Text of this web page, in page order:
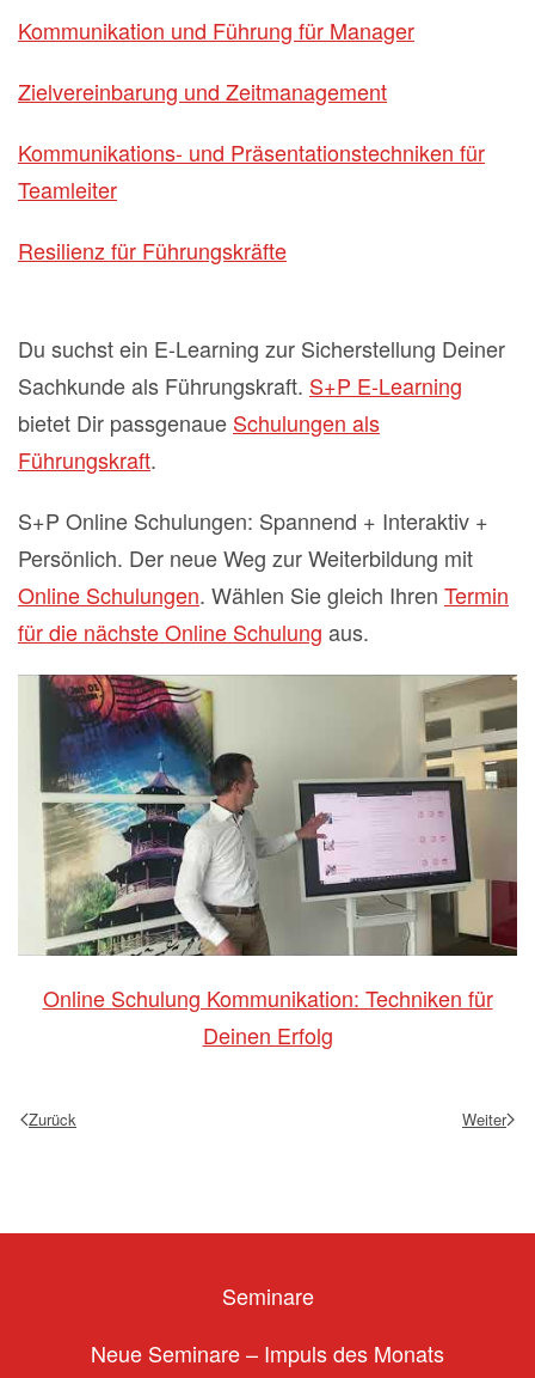
Kommunikation und Führung für Manager
Zielvereinbarung und Zeitmanagement
Kommunikations- und Präsentationstechniken für
Teamleiter
Resilienz für Führungskräfte
Du suchst ein E-Learning zur Sicherstellung Deiner
Sachkunde als Führungskraft. S+P E-Learning
bietet Dir passgenaue Schulungen als
Führungskraft.
S+P Online Schulungen: Spannend + Interaktiv +
Persönlich. Der neue Weg zur Weiterbildung mit
Online Schulungen. Wählen Sie gleich Ihren Termin
für die nächste Online Schulung aus.
Online Schulung Kommunikation: Techniken für
Deinen Erfolg
Zurück Weiter
Seminare
Neue Seminare – Impuls des Monats